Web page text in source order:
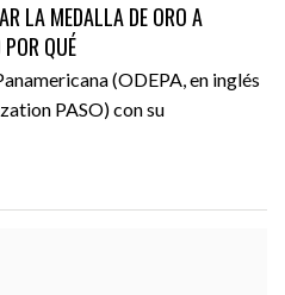
LA MEDALLA DE ORO A
QUÉ
(ODEPA, en inglés
PASO) con su